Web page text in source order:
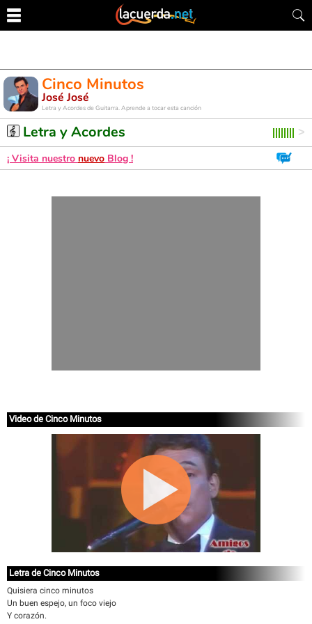
Cinco Minutos
José José
Letra y Acordes de Guitarra. Aprende a tocar esta canción
Letra y Acordes
¡ Visita nuestro nuevo Blog !
Video de Cinco Minutos
Letra de Cinco Minutos
Quisiera cinco minutos
Un buen espejo, un foco viejo
Y corazón.